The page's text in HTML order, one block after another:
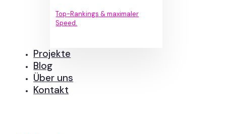
Top-Rankings & maximaler
Speed.
Projekte
Blog
Über uns
Kontakt